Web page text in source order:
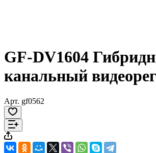
GF-DV1604
канальный
Арт. gf0562